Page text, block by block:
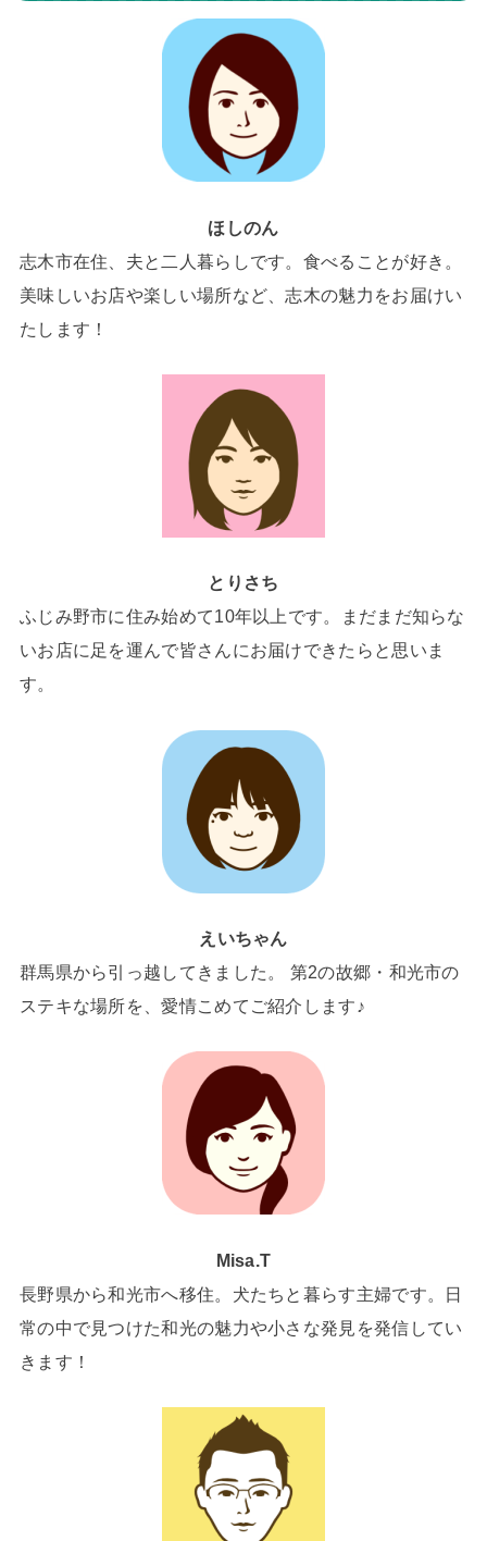
ほしのん
志木市在住、夫と二人暮らしです。食べることが好き。
美味しいお店や楽しい場所など、志木の魅力をお届けい
たします！
とりさち
ふじみ野市に住み始めて10年以上です。まだまだ知らな
いお店に足を運んで皆さんにお届けできたらと思いま
す。
えいちゃん
群馬県から引っ越してきました。 第2の故郷・和光市の
ステキな場所を、愛情こめてご紹介します♪
Misa.T
長野県から和光市へ移住。犬たちと暮らす主婦です。日
常の中で見つけた和光の魅力や小さな発見を発信してい
きます！